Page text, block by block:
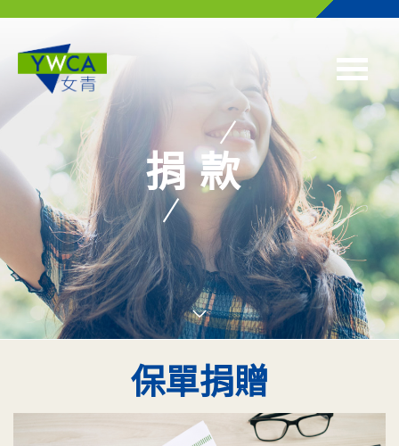
捐款
保單捐贈